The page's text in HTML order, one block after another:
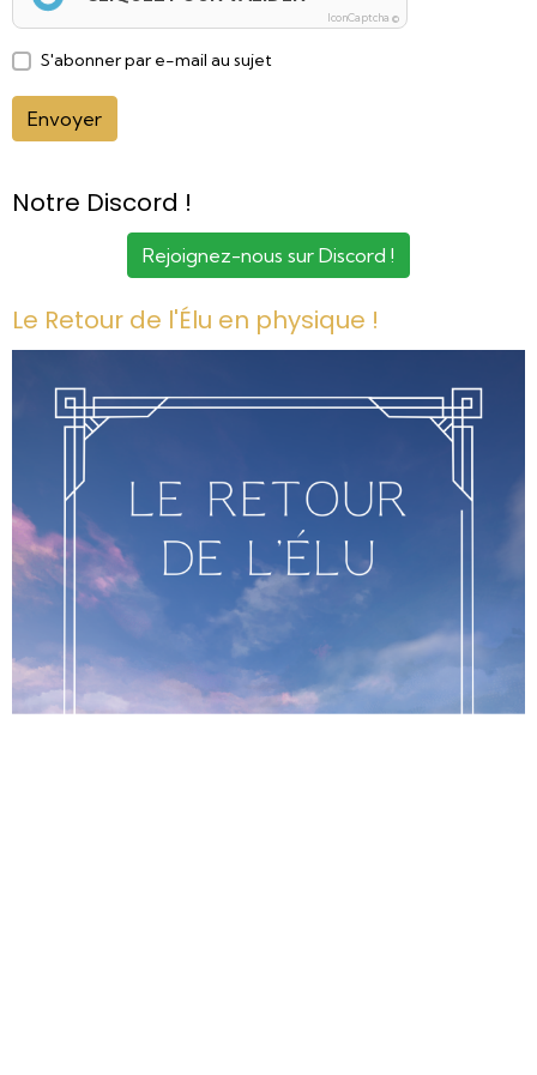
IconCaptcha ©
S'abonner par e-mail au sujet
Envoyer
Notre Discord !
Rejoignez-nous sur Discord !
Le Retour de l'Élu en physique !